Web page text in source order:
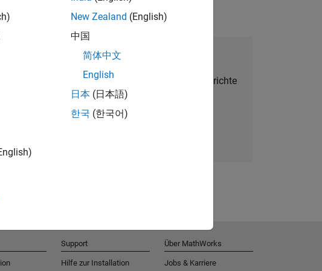
Talent Network beitreten
Erhalten Sie personalisierte Stellenangebote, Berichte
und Unternehmensneuigkeiten.
New Zealand (English)
中国
简体中文
English
日本 (日本語)
한국 (한국어)
Support
Hilfe zur Installation
Über MathWorks
Jobs & Karriere